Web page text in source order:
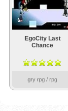
EgoCity Last
Chance
gry rpg / rpg